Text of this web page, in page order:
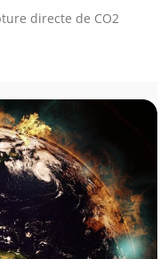
directe de CO2